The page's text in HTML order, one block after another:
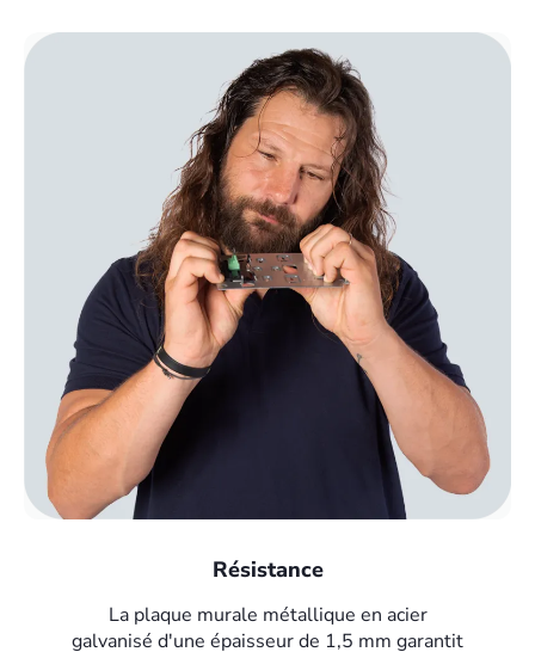
Résistance
La plaque murale métallique en acier
galvanisé d'une épaisseur de 1,5 mm garantit